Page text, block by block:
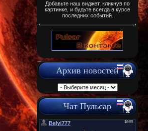
Добавьте наш виджет, кликнув по
картинке, и будьте всегда в курсе
последних событий.
Архив новостей
Чат Пульсар